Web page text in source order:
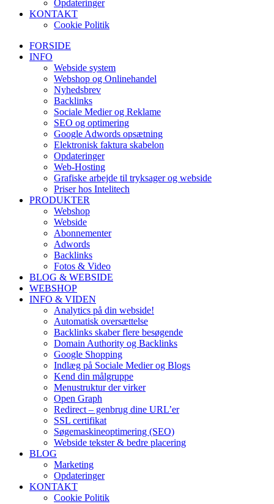
Opdateringer
KONTAKT
Cookie Politik
FORSIDE
INFO
Webside system
Webshop og Onlinehandel
Nyhedsbrev
Backlinks
Sociale Medier og Reklame
SEO og optimering
Google Adwords opsætning
Elektronisk faktura skabelon
Opdateringer
Web-Hosting
Grafiske arbejde til tryksager og webside
Priser hos Intelitech
PRODUKTER
Webshop
Webside
Abonnementer
Adwords
Backlinks
Fotos & Video
BLOG & WEBSIDE
WEBSHOP
INFO & VIDEN
Analytics på din webside!
Automatisk oversættelse
Backlinks skaber flere besøgende
Domain Authority og Backlinks
Google Shopping
Indlæg på Sociale Medier og Blogs
Kend din målgruppe
Menustruktur der virker
Open Graph
Redirect – genbrug dine URL’er
SSL certifikat
Søgemaskineoptimering (SEO)
Webside tekster & bedre placering
BLOG
Marketing
Opdateringer
KONTAKT
Cookie Politik